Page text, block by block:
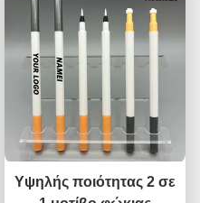
Υψηλής ποιότητας 2 σε